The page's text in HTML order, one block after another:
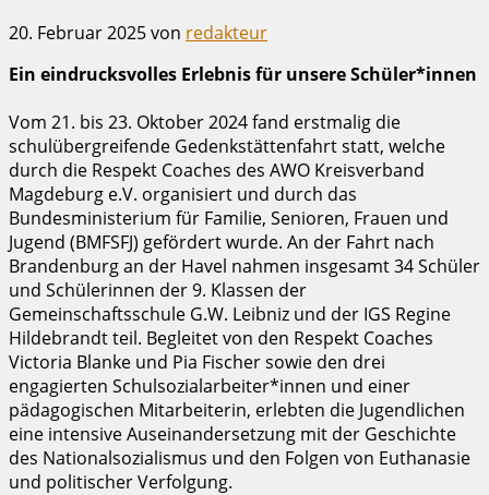
20. Februar 2025von redakteur
Ein eindrucksvolles Erlebnis für unsere Schüler*innen
Vom 21. bis 23. Oktober 2024 fand erstmalig die
schulübergreifende Gedenkstättenfahrt statt, welche
durch die Respekt Coaches des AWO Kreisverband
Magdeburg e.V. organisiert und durch das
Bundesministerium für Familie, Senioren, Frauen und
Jugend (BMFSFJ) gefördert wurde. An der Fahrt nach
Brandenburg an der Havel nahmen insgesamt 34 Schüler
und Schülerinnen der 9. Klassen der
Gemeinschaftsschule G.W. Leibniz und der IGS Regine
Hildebrandt teil. Begleitet von den Respekt Coaches
Victoria Blanke und Pia Fischer sowie den drei
engagierten Schulsozialarbeiter*innen und einer
pädagogischen Mitarbeiterin, erlebten die Jugendlichen
eine intensive Auseinandersetzung mit der Geschichte
des Nationalsozialismus und den Folgen von Euthanasie
und politischer Verfolgung.